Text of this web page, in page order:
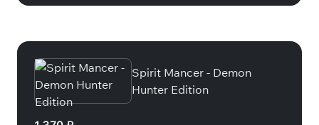
Spirit Mancer - Demon
Hunter Edition